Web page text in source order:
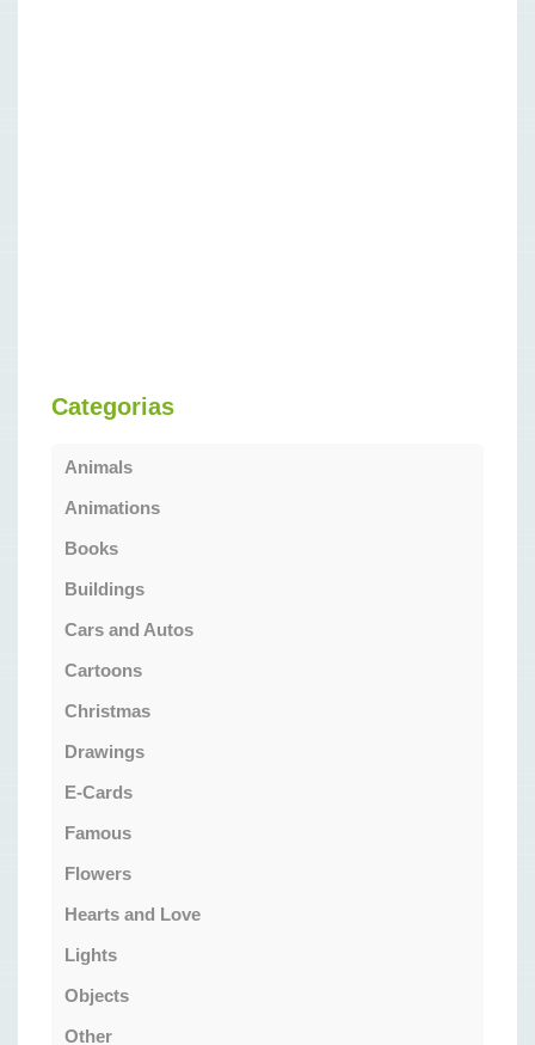
Categorias
Animals
Animations
Books
Buildings
Cars and Autos
Cartoons
Christmas
Drawings
E-Cards
Famous
Flowers
Hearts and Love
Lights
Objects
Other